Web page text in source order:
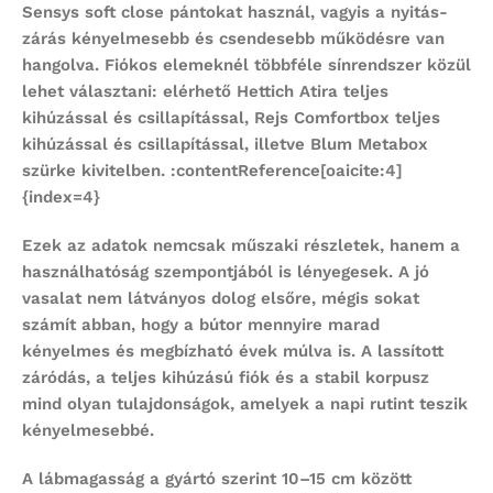
Sensys soft close pántokat használ, vagyis a nyitás-
zárás kényelmesebb és csendesebb működésre van
hangolva. Fiókos elemeknél többféle sínrendszer közül
lehet választani: elérhető Hettich Atira teljes
kihúzással és csillapítással, Rejs Comfortbox teljes
kihúzással és csillapítással, illetve Blum Metabox
szürke kivitelben. :contentReference[oaicite:4]
{index=4}
Ezek az adatok nemcsak műszaki részletek, hanem a
használhatóság szempontjából is lényegesek. A jó
vasalat nem látványos dolog elsőre, mégis sokat
számít abban, hogy a bútor mennyire marad
kényelmes és megbízható évek múlva is. A lassított
záródás, a teljes kihúzású fiók és a stabil korpusz
mind olyan tulajdonságok, amelyek a napi rutint teszik
kényelmesebbé.
A lábmagasság a gyártó szerint 10–15 cm között